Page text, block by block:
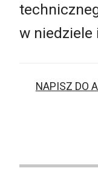
w niedziele
NAPISZ DO